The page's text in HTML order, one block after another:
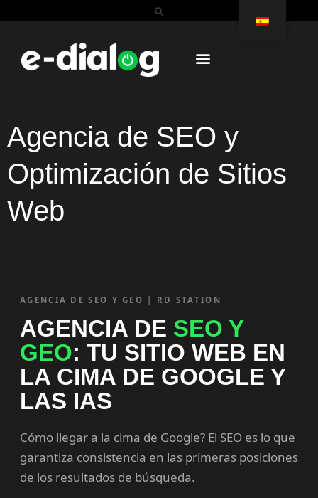
Agencia de SEO y
Optimización de Sitios
Web
AGENCIA DE SEO Y GEO | RD STATION
AGENCIA DE SEO Y
GEO: TU SITIO WEB EN
LA CIMA DE GOOGLE Y
LAS IAS
Cómo llegar a la cima de Google? El SEO es lo que
garantiza consistencia en las primeras posiciones
de los resultados de búsqueda.